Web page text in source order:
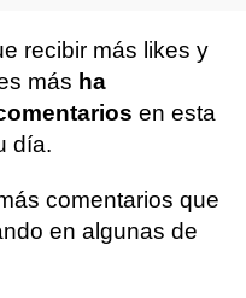
recibir más likes y
más ha
en esta
día.
comentarios que
en algunas de